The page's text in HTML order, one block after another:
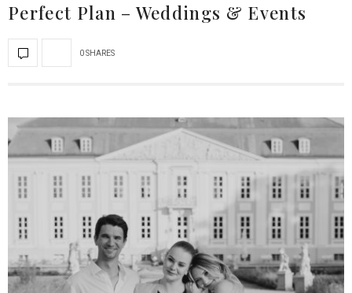
Perfect Plan – Weddings & Events
0 SHARES